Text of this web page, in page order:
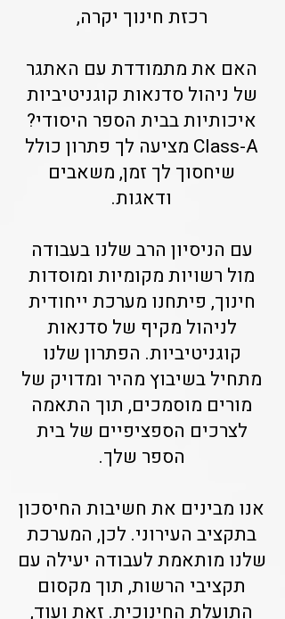
רכזת חינוך יקרה,
האם את מתמודדת עם האתגר
של ניהול סדנאות קוגניטיביות
איכותיות בבית הספר היסודי?
Class-A מציעה לך פתרון כולל
שיחסוך לך זמן, משאבים
ודאגות.
עם הניסיון הרב שלנו בעבודה
מול רשויות מקומיות ומוסדות
חינוך, פיתחנו מערכת ייחודית
לניהול מקיף של סדנאות
קוגניטיביות. הפתרון שלנו
מתחיל בשיבוץ מהיר ומדויק של
מורים מוסמכים, תוך התאמה
לצרכים הספציפיים של בית
הספר שלך.
אנו מבינים את חשיבות החיסכון
בתקציב העירוני. לכן, המערכת
שלנו מותאמת לעבודה יעילה עם
תקציבי הרשות, תוך מקסום
התועלת החינוכית. זאת ועוד,